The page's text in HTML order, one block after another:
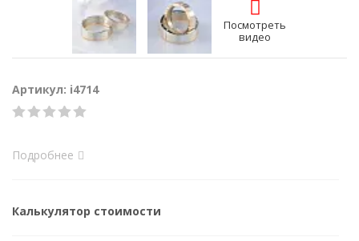
Посмотреть
видео
Артикул: i4714
Подробнее
Калькулятор стоимости